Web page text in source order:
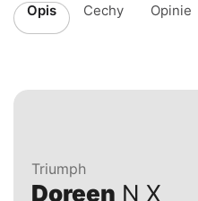
Opis Cechy Opinie
Triumph
Doreen N X